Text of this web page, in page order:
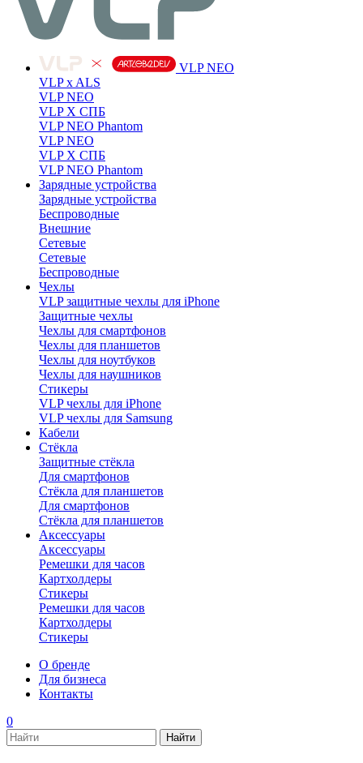
VLP NEO
VLP x ALS
VLP NEO
VLP X СПБ
VLP NEO Phantom
VLP NEO
VLP X СПБ
VLP NEO Phantom
Зарядные устройства
Зарядные устройства
Беспроводные
Внешние
Сетевые
Сетевые
Беспроводные
Чехлы
VLP защитные чехлы для iPhone
Защитные чехлы
Чехлы для смартфонов
Чехлы для планшетов
Чехлы для ноутбуков
Чехлы для наушников
Стикеры
VLP чехлы для iPhone
VLP чехлы для Samsung
Кабели
Стёкла
Защитные стёкла
Для смартфонов
Стёкла для планшетов
Для смартфонов
Стёкла для планшетов
Аксессуары
Аксессуары
Ремешки для часов
Картхолдеры
Стикеры
Ремешки для часов
Картхолдеры
Стикеры
О бренде
Для бизнеса
Контакты
0